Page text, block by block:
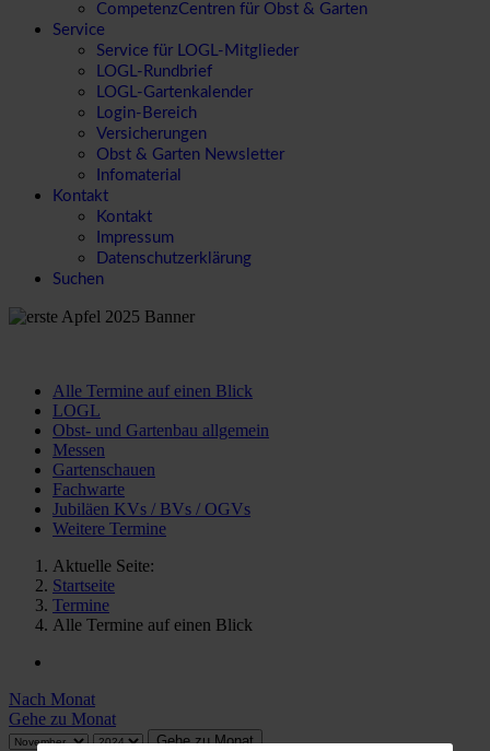
CompetenzCentren für Obst & Garten
Service
Service für LOGL-Mitglieder
LOGL-Rundbrief
LOGL-Gartenkalender
Login-Bereich
Versicherungen
Obst & Garten Newsletter
Infomaterial
Kontakt
Kontakt
Impressum
Datenschutzerklärung
Suchen
Alle Termine auf einen Blick
LOGL
Obst- und Gartenbau allgemein
Messen
Gartenschauen
Fachwarte
Jubiläen KVs / BVs / OGVs
Weitere Termine
Aktuelle Seite:
Startseite
Termine
Alle Termine auf einen Blick
Nach Monat
Gehe zu Monat
Gehe zu Monat